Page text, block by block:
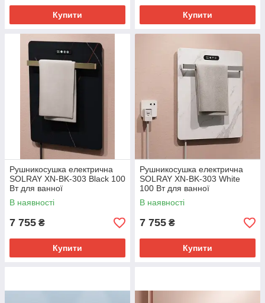
Купити Купити
Рушникосушка електрична
SOLRAY XN-BK-303 Black 100
Вт для ванної
В наявності
7 755 ₴
Купити
Рушникосушка електрична
SOLRAY XN-BK-303 White
100 Вт для ванної
В наявності
7 755 ₴
Купити